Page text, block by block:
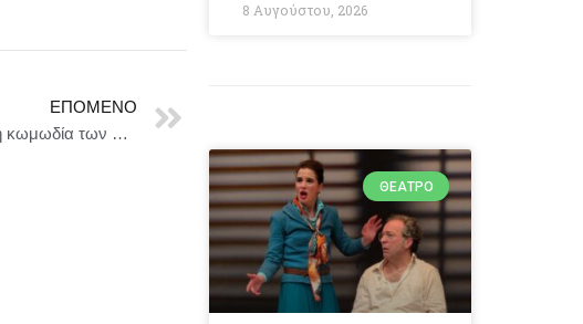
ΕΠΌΜΕΝΟ
«Ούτε μπρος ούτε πίσω» | Η νέα σατιρική κωμωδία των Θανάση Παπαθανασίου και Μιχάλη Ρέππα για την παράνοια της καθημερινότητας
8 Αυγούστου, 2026
ΘΈΑΤΡΟ